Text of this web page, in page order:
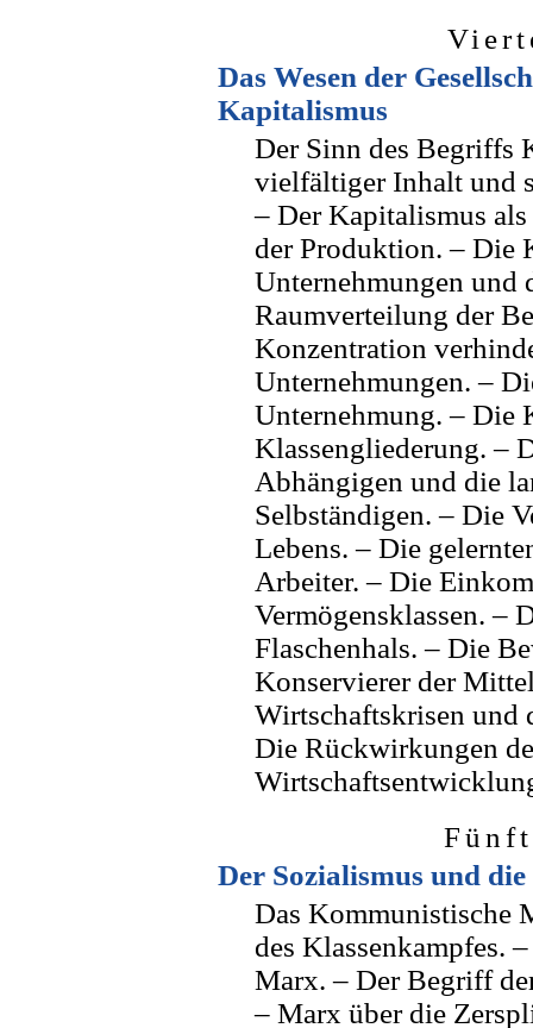
Das Wesen der
Kapitalismus
Der Sinn des Begriffs
vielfältiger Inhalt und
– Der Kapitalismus
der Produktion. – Die
Unternehmungen und
Raumverteilung der
Konzentration
Unternehmungen. –
Unternehmung. – Die
Klassengliederung. –
Abhängigen und die
Selbständigen. – Die
Lebens. – Die
Arbeiter. – Die
Vermögensklassen. –
Flaschenhals. – Die
Konservierer der
Wirtschaftskrisen und
Die Rückwirkungen
Der Sozialismus und
Das Kommunistische
des Klassenkampfes.
Marx. – Der Begriff
– Marx über die